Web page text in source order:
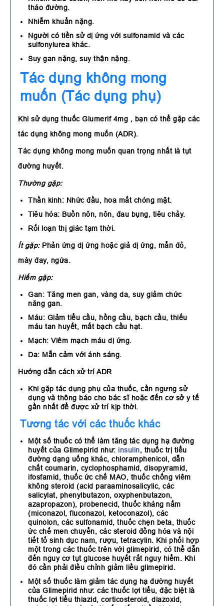
tháo đường.
Nhiễm khuẩn nặng.
Người có tiền sử dị ứng với sulfonamid và các
sulfonylurea khác.
Suy gan nặng, suy thận nặng.
Tác dụng không mong
muốn (Tác dụng phụ)
Khi sử dụng thuốc Glumerif 4mg , bạn có thể gặp các
tác dụng không mong muốn (ADR).
Tác dụng không mong muốn quan trọng nhất là tụt
đường huyết.
Thường gặp:
Thần kinh: Nhức đầu, hoa mắt chóng mặt.
Tiêu hóa: Buồn nôn, nôn, đau bụng, tiêu chảy.
Rối loạn thị giác tạm thời.
Ít gặp:Phản ứng dị ứng hoặc giả dị ứng, mẩn đỏ,
mày đay, ngứa.
Hiếm gặp:
Gan: Tăng men gan, vàng da, suy giảm chức
năng gan.
Máu: Giảm tiểu cầu, hồng cầu, bạch cầu, thiếu
máu tan huyết, mất bạch cầu hạt.
Mạch: Viêm mạch máu dị ứng.
Da: Mẫn cảm với ánh sáng.
Hướng dẫn cách xử trí ADR
Khi gặp tác dụng phụ của thuốc, cần ngưng sử
dụng và thông báo cho bác sĩ hoặc đến cơ sở y tế
gần nhất để được xử trí kịp thời.
Tương tác với các thuốc khác
Một số thuốc có thể làm tăng tác dụng hạ đường
huyết của Glimepirid như: insulin, thuốc trị tiểu
đường dạng uống khác, chloramphenicol, dẫn
chất coumarin, cyclophosphamid, disopyramid,
ifosfamid, thuốc ức chế MAO, thuốc chống viêm
không steroid (acid paraaminosalicylic, các
salicylat, phenylbutazon, oxyphenbutazon,
azapropazon), probenecid, thuốc kháng nấm
(miconazol, fluconazol, ketoconazol), các
quinolon, các sulfonamid, thuốc chẹn beta, thuốc
ức chế men chuyển, các steroid đồng hóa và nội
tiết tố sinh dục nam, rượu, tetracylin. Khi phối hợp
một trong các thuốc trên với glimepirid, có thể dẫn
đến nguy cơ tụt glucose huyết rất nguy hiểm. Khi
đó cần phải điều chỉnh giảm liều glimepirid.
Một số thuốc làm giảm tác dụng hạ đường huyết
của Glimepirid như: các thuốc lợi tiểu, đặc biệt là
thuốc lợi tiểu thiazid, corticosteroid, diazoxid,